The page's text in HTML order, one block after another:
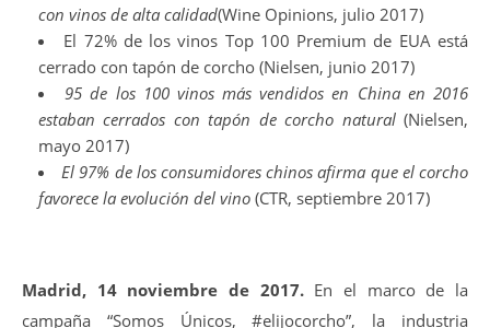
con vinos de alta calidad(Wine Opinions, julio 2017)
El 72% de los vinos Top 100 Premium de EUA está
cerrado con tapón de corcho (Nielsen, junio 2017)
95 de los 100 vinos más vendidos en China en 2016
estaban cerrados con tapón de corcho natural (Nielsen,
mayo 2017)
El 97% de los consumidores chinos afirma que el corcho
favorece la evolución del vino (CTR, septiembre 2017)
Madrid, 14 noviembre de 2017. En el marco de la
campaña “Somos Únicos, #elijocorcho”, la industria